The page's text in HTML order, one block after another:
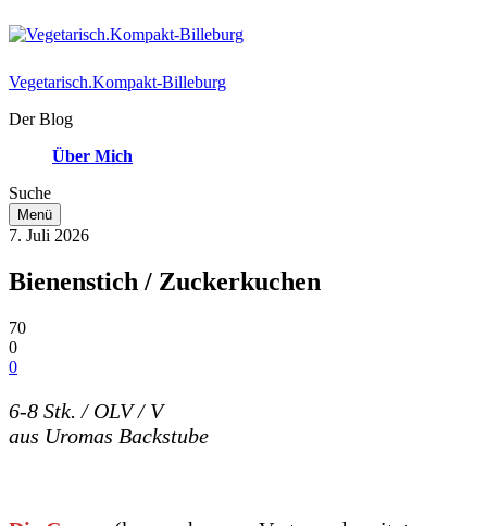
Vegetarisch.Kompakt-Billeburg
Der Blog
Über Mich
Suche
Menü
7. Juli 2026
Bienenstich / Zuckerkuchen
70
0
0
6-8 Stk. / OLV / V
aus Uromas Backstube